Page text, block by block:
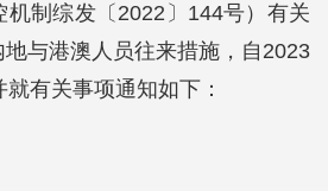
机制综发〔2022〕144号）有关
与港澳人员往来措施，自2023
有关事项通知如下：